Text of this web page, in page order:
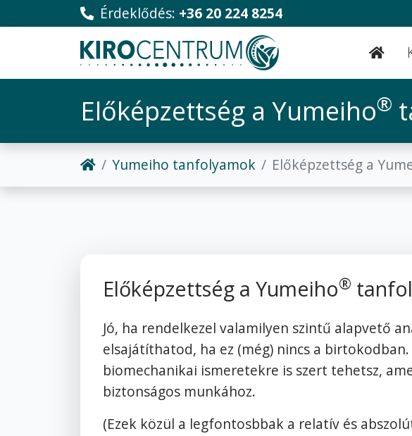
Érdeklődés: +36 20 224 8254
Előképzettség a Yumeiho®
Yumeiho tanfolyamok Előképzettség a
Előképzettség a Yumeiho®
Jó, ha rendelkezel valamilyen szintű alapvető
elsajátíthatod, ha ez (még) nincs a
biomechanikai ismeretekre is szert tehetsz,
biztonságos munkához.
(Ezek közül a legfontosbbak a relatív és